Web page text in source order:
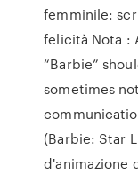
femminile:
felicità Nota :
“Barbie”
sometimes
(Barbie: Star
d'animazione